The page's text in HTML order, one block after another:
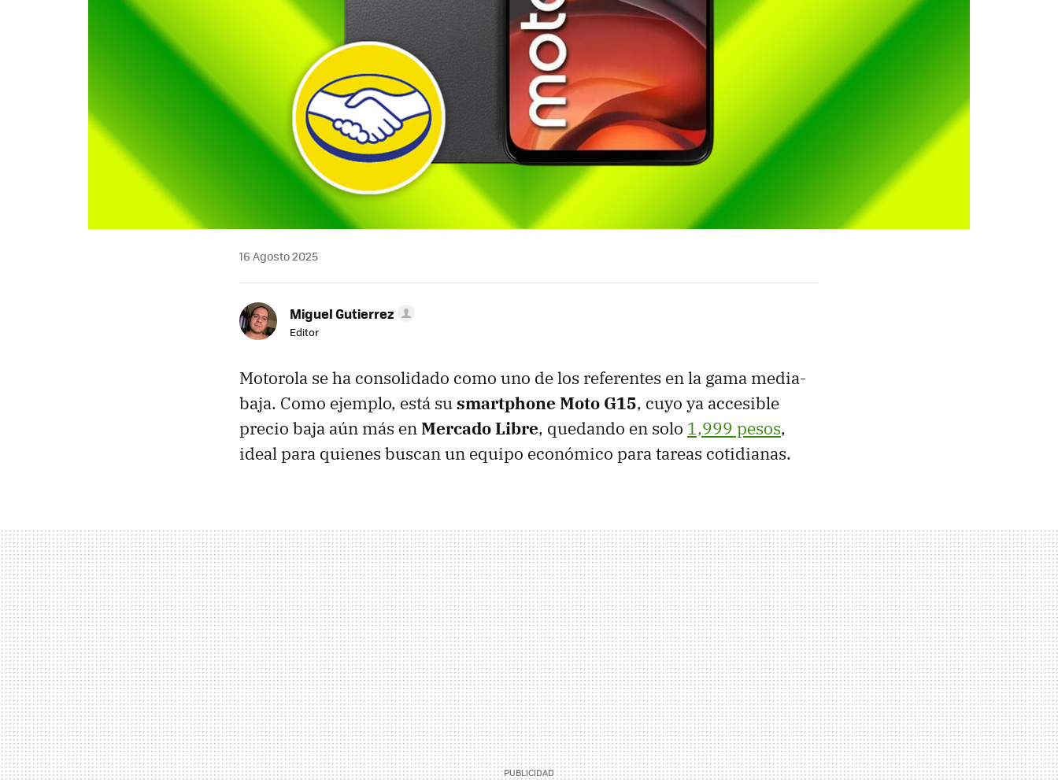
16 Agosto 2025
Miguel Gutierrez
Editor
Motorola se ha consolidado como uno de los referentes en la gama media-
baja. Como ejemplo, está susmartphone Moto G15, cuyo ya accesible
precio baja aún más enMercado Libre, quedando en solo 1,999 pesos,
ideal para quienes buscan un equipo económico para tareas cotidianas.